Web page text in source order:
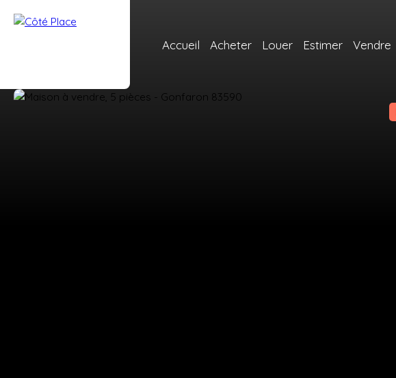
Accueil Acheter Louer Estimer Vendre